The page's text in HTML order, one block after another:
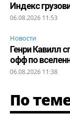
Индекс
06.08.2026 11:53
Новости
Генри Кавилл
офф по
06.08.2026 11:38
По